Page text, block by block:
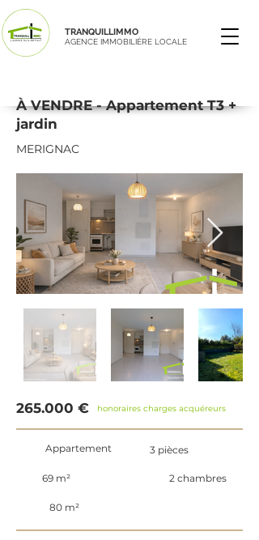
TRANQUILLIMMO
AGENCE IMMOBILIÈRE LOCALE
À VENDRE - Appartement T3 +
jardin
MERIGNAC
265.000 € honoraires charges acquéreurs
Appartement 3 pièces
69 m² 2 chambres
80 m²